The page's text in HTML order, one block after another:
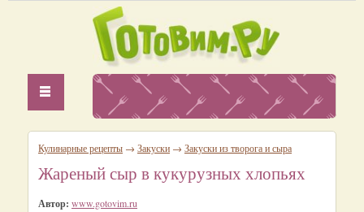
Кулинарные рецепты → Закуски → Закуски из творога и сыра
Жареный сыр в кукурузных хлопьях
Автор: www.gotovim.ru